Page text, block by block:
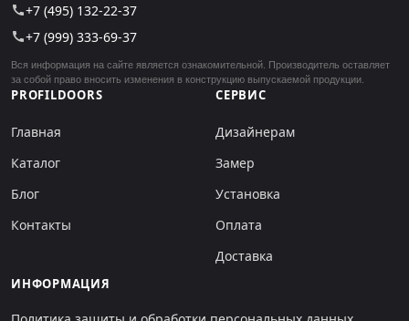
call+7 (495) 132-22-37
call+7 (999) 333-69-37
Вся информация на сайте является ознакомительной. Производитель оставляет
за собой право вносить изменения в конструкцию выпускаемой продукции.
PROFILDOORS
Главная
Каталог
Блог
Контакты
СЕРВИС
Дизайнерам
Замер
Установка
Оплата
Доставка
ИНФОРМАЦИЯ